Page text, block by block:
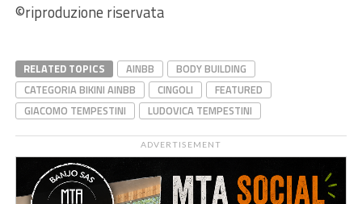
©riproduzione riservata
RELATED TOPICS AINBB
BODY BUILDING
CATEGORIA BIKINI AINBB
CINGOLI
FEATURED
GIACOMO TEMPESTINI
LUDOVICA TEMPESTINI
ADVERTISEMENT